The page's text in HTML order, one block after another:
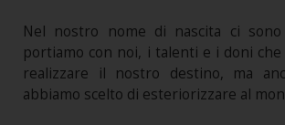
Nel nostro nome di nascita ci
portiamo con noi, i talenti e i doni
realizzare il nostro destino, ma
abbiamo scelto di esteriorizzare al